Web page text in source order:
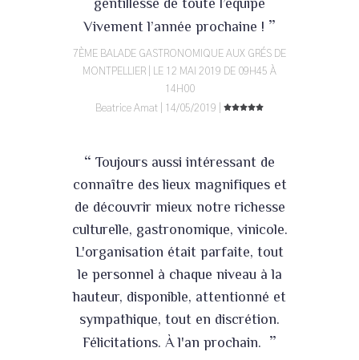
gentillesse de toute l’equipe
Vivement l’année prochaine ! ”
7ÈME BALADE GASTRONOMIQUE AUX GRÉS DE
MONTPELLIER | LE 12 MAI 2019 DE 09H45 À
14H00
Beatrice Amat | 14/05/2019 |
“ Toujours aussi intéressant de
connaître des lieux magnifiques et
de découvrir mieux notre richesse
culturelle, gastronomique, vinicole.
L'organisation était parfaite, tout
le personnel à chaque niveau à la
hauteur, disponible, attentionné et
sympathique, tout en discrétion.
Félicitations. À l'an prochain. ”